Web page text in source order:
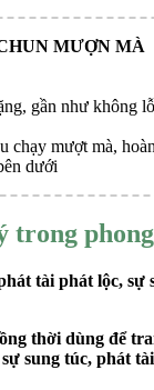
MƯỢN MÀ
gần như không
chạy mượt mà,
dưới
trong
tài phát lộc,
thời dùng để
sung túc, phát